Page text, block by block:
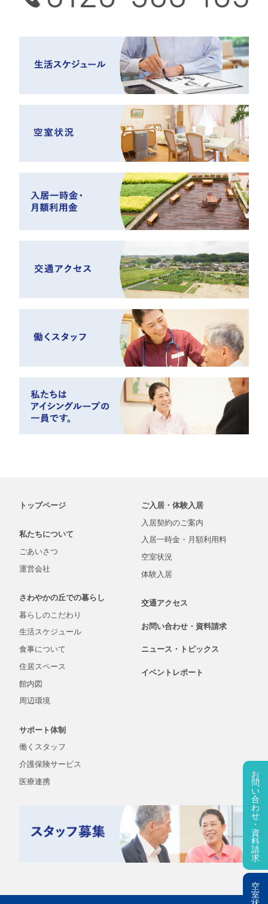
お
問
い
合
わ
せ
・
資
料
請
求
空
室
トップページ
私たちについて
ごあいさつ
運営会社
さわやかの丘での暮らし
暮らしのこだわり
生活スケジュール
食事について
住居スペース
館内図
周辺環境
サポート体制
働くスタッフ
介護保険サービス
医療連携
ご入居・体験入居
入居契約のご案内
入居一時金・ 月額利用料
空室状況
体験入居
交通アクセス
お問い合わせ・ 資料請求
ニュース・ トピックス
イベントレポート